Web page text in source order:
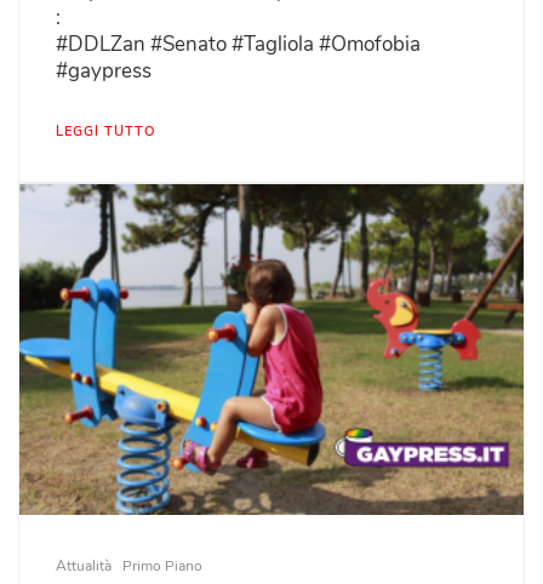
:
#DDLZan #Senato #Tagliola #Omofobia
#gaypress
LEGGI TUTTO
Attualità Primo Piano